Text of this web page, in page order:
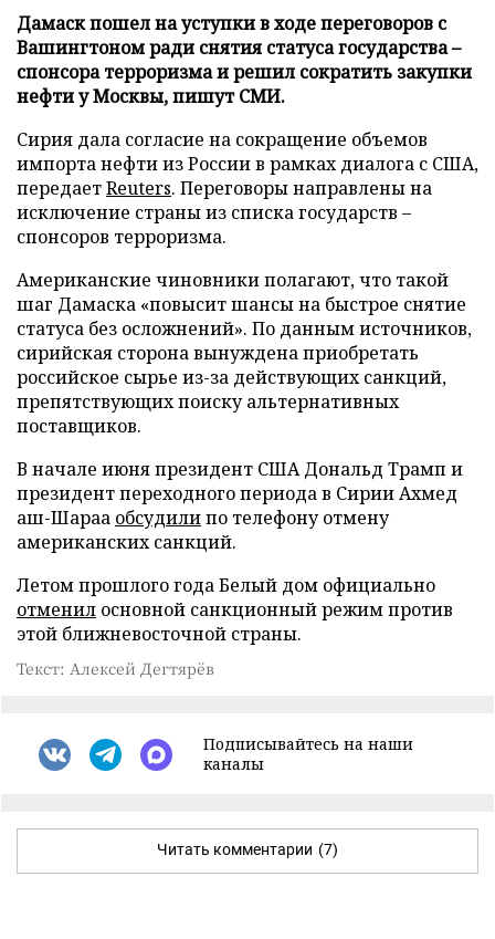
Дамаск пошел на уступки в ходе переговоров с
Вашингтоном ради снятия статуса государства –
спонсора терроризма и решил сократить закупки
нефти у Москвы, пишут СМИ.
Сирия дала согласие на сокращение объемов
импорта нефти из России в рамках диалога с США,
передаетReuters. Переговоры направлены на
исключение страны из списка государств –
спонсоров терроризма.
Американские чиновники полагают, что такой
шаг Дамаска «повысит шансы на быстрое снятие
статуса без осложнений». По данным источников,
сирийская сторона вынуждена приобретать
российское сырье из-за действующих санкций,
препятствующих поиску альтернативных
поставщиков.
В начале июня президент США Дональд Трамп и
президент переходного периода в Сирии Ахмед
аш-Шараа обсудилипо телефону отмену
американских санкций.
Летом прошлого года Белый дом официально
отменил основной санкционный режим против
этой ближневосточной страны.
Текст: Алексей Дегтярёв
Подписывайтесь на наши
каналы
Читать комментарии (7)